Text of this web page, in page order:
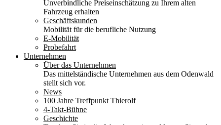
Unverbindliche Preiseinschätzung zu Ihrem alten
Fahrzeug erhalten
Geschäftskunden
Mobilität für die berufliche Nutzung
E-Mobilität
Probefahrt
Unternehmen
Über das Unternehmen
Das mittelständische Unternehmen aus dem Odenwald
stellt sich vor.
News
100 Jahre Treffpunkt Thierolf
4-Takt-Bühne
Geschichte